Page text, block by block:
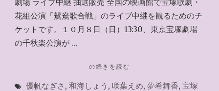
劇場 ライブ中継 抽選販売 全国の映画館で宝塚歌劇・
花組公演「鴛鴦歌合戦」のライブ中継を観るためのチ
ケットです。１０月８日（日）13:30、東京宝塚劇場
の千秋楽公演が …
"チ
ッ
の続きを読む
優帆なぎさ , 和海しょう , 咲葉えめ, 夢希舞香, 宝塚